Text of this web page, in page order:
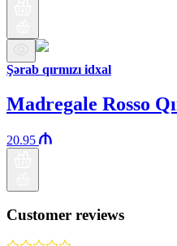
Şərab qırmızı idxal
Madregale Rosso
20.95
Customer reviews